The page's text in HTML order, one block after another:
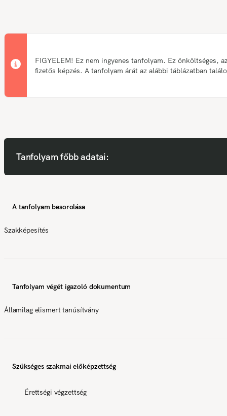
FIGYELEM! Ez nem ingyenes tanfolyam. Ez önköltséges,
fizetős képzés. A tanfolyam árát az alábbi táblázatban
Tanfolyam főbb adatai:
A tanfolyam besorolása
Szakképesítés
Tanfolyam végét igazoló dokumentum
Államilag elismert tanúsítvány
Szükséges szakmai előképzettség
Érettségi végzettség